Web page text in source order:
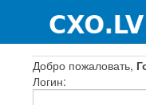
Добро пожаловать,
Логин: